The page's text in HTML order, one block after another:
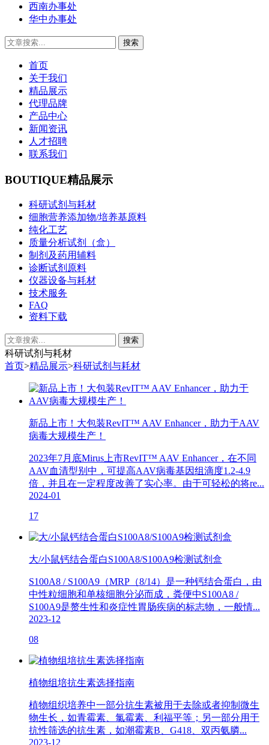
西南办事处
华中办事处
首页
关于我们
精品展示
代理品牌
产品中心
新闻资讯
人才招聘
联系我们
BOUTIQUE精品展示
科研试剂与耗材
细胞营养添加物/培养基原料
纯化工艺
质量分析试剂（盒）
制剂及药用辅料
诊断试剂原料
仪器设备与耗材
技术服务
FAQ
资料下载
科研试剂与耗材
首页>精品展示>科研试剂与耗材
新品上市！大包装RevIT™ AAV Enhancer，助力于AAV
病毒大规模生产！
2023年7月底Mirus上市RevIT™ AAV Enhancer，在不同
AAV血清型别中，可提高AAV病毒基因组滴度1.2-4.9
倍，并且在一定程度改善了实心率。由于可轻松的将re...
2024-01
17
大/小鼠钙结合蛋白S100A8/S100A9检测试剂盒
S100A8 / S100A9（MRP（8/14）是一种钙结合蛋白，由
中性粒细胞和单核细胞分泌而成，粪便中S100A8 /
S100A9是赘生性和炎症性胃肠疾病的标志物，一般情...
2023-12
08
植物组培抗生素选择指南
植物组织培养中一部分抗生素被用于去除或者抑制微生
物生长，如青霉素、氯霉素、利福平等；另一部分用于
抗性筛选的抗生素，如潮霉素B、G418、双丙氨膦...
2023-12